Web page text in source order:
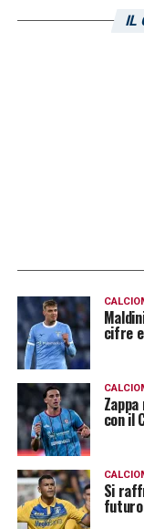
che il
IL
cifre
con il
Si